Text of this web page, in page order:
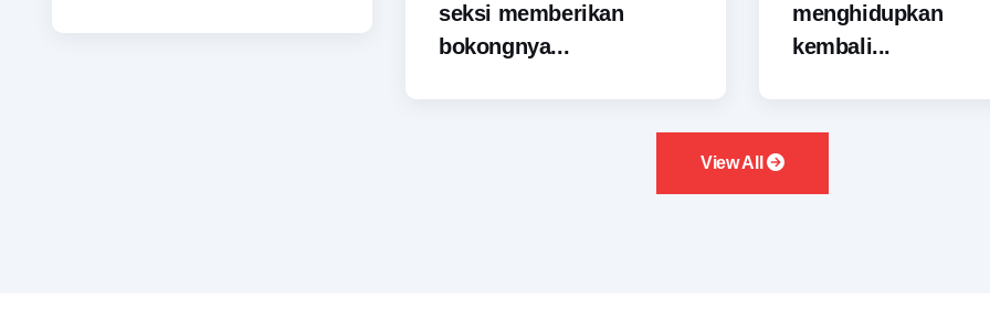
seksi memberikan
bokongnya...
menghidupkan
kembali...
View All